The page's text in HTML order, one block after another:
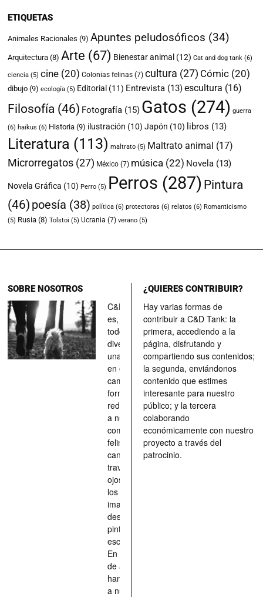
ETIQUETAS
Animales Racionales (9) Apuntes peludosóficos (34)
Arquitectura (8) Arte (67) Bienestar animal (12) Cat and dog tank (6)
ciencia (5) cine (20) Colonias felinas (7) cultura (27) Cómic (20)
dibujo (9) ecología (5) Editorial (11) Entrevista (13)escultura (16)
Filosofía (46) Fotografía (15) Gatos (274) guerra
(6) haikus (6) Historia (9) ilustración (10) Japón (10) libros (13)
Literatura (113) maltrato (5) Maltrato animal (17)
Microrregatos (27) México (7) música (22) Novela (13)
Novela Gráfica (10) Perro (5) Perros (287) Pintura
(46) poesía (38) política (6) protectoras (6) relatos (6) Romanticismo
(5) Rusia (8) Tolstoi (5) Ucrania (7) verano (5)
SOBRE NOSOTROS
C&D Tank
es, ante
todo, un
divertimento,
una parada
en el
camino, una
forma de
redescubrir
a nuestros
compañeros
felinos y
caninos a
través de los
ojos quienes
los han
imaginado,
descrito,
pintado,
esculpido...
En definitiva,
de aquellos
han situado
a nuestras
¿QUIERES CONTRIBUIR?
Hay varias formas de
contribuir a C&D Tank: la
primera, accediendo a la
página, disfrutando y
compartiendo sus contenidos;
la segunda, enviándonos
contenido que estimes
interesante para nuestro
público; y la tercera
colaborando
económicamente con nuestro
proyecto a través del
patrocinio.